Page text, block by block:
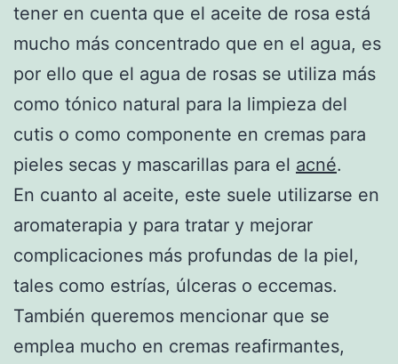
tener en cuenta que el aceite de rosa está
mucho más concentrado que en el agua, es
por ello que el agua de rosas se utiliza más
como tónico natural para la limpieza del
cutis o como componente en cremas para
pieles secas y mascarillas para el acné.
En cuanto al aceite, este suele utilizarse en
aromaterapia y para tratar y mejorar
complicaciones más profundas de la piel,
tales como estrías, úlceras o eccemas.
También queremos mencionar que se
emplea mucho en cremas reafirmantes,